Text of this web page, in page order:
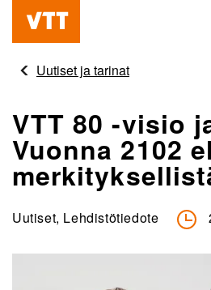
Hyppää
pääsisältöön
Beyond
obviousUutiset ja tarinat
VTT 80 -visio
Vuonna 2102
Uutiset, Lehdistötiedote